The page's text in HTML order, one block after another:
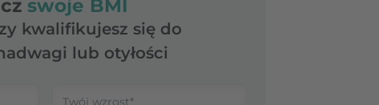
swoje BMI
kwalifikujesz się do
lub otyłości